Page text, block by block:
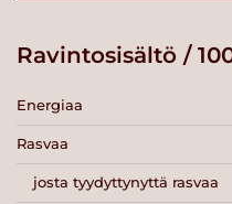
Ravintosisältö /
Energiaa
Rasvaa
josta tyydyttynyttä rasvaa